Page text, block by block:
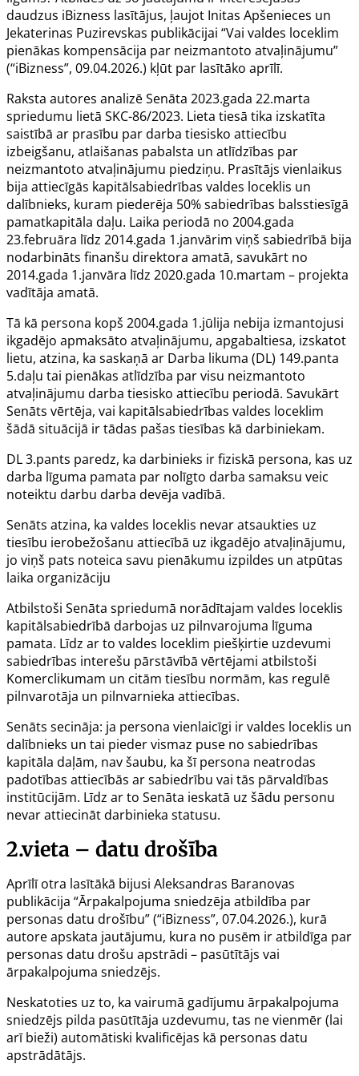
daudzus iBizness lasītājus, ļaujot Initas Apšenieces un
Jekaterinas Puzirevskas publikācijai “Vai valdes loceklim
pienākas kompensācija par neizmantoto atvaļinājumu”
(“iBizness”, 09.04.2026.) kļūt par lasītāko aprīlī.
Raksta autores analizē Senāta 2023.gada 22.marta
spriedumu lietā SKC-86/2023. Lieta tiesā tika izskatīta
saistībā ar prasību par darba tiesisko attiecību
izbeigšanu, atlaišanas pabalsta un atlīdzības par
neizmantoto atvaļinājumu piedziņu. Prasītājs vienlaikus
bija attiecīgās kapitālsabiedrības valdes loceklis un
dalībnieks, kuram piederēja 50% sabiedrības balsstiesīgā
pamatkapitāla daļu. Laika periodā no 2004.gada
23.februāra līdz 2014.gada 1.janvārim viņš sabiedrībā bija
nodarbināts finanšu direktora amatā, savukārt no
2014.gada 1.janvāra līdz 2020.gada 10.martam – projekta
vadītāja amatā.
Tā kā persona kopš 2004.gada 1.jūlija nebija izmantojusi
ikgadējo apmaksāto atvaļinājumu, apgabaltiesa, izskatot
lietu, atzina, ka saskaņā ar Darba likuma (DL) 149.panta
5.daļu tai pienākas atlīdzība par visu neizmantoto
atvaļinājumu darba tiesisko attiecību periodā. Savukārt
Senāts vērtēja, vai kapitālsabiedrības valdes loceklim
šādā situācijā ir tādas pašas tiesības kā darbiniekam.
DL 3.pants paredz, ka darbinieks ir fiziskā persona, kas uz
darba līguma pamata par nolīgto darba samaksu veic
noteiktu darbu darba devēja vadībā.
Senāts atzina, ka valdes loceklis nevar atsaukties uz
tiesību ierobežošanu attiecībā uz ikgadējo atvaļinājumu,
jo viņš pats noteica savu pienākumu izpildes un atpūtas
laika organizāciju
Atbilstoši Senāta spriedumā norādītajam valdes loceklis
kapitālsabiedrībā darbojas uz pilnvarojuma līguma
pamata. Līdz ar to valdes loceklim piešķirtie uzdevumi
sabiedrības interešu pārstāvībā vērtējami atbilstoši
Komerclikumam un citām tiesību normām, kas regulē
pilnvarotāja un pilnvarnieka attiecības.
Senāts secināja: ja persona vienlaicīgi ir valdes loceklis un
dalībnieks un tai pieder vismaz puse no sabiedrības
kapitāla daļām, nav šaubu, ka šī persona neatrodas
padotības attiecībās ar sabiedrību vai tās pārvaldības
institūcijām. Līdz ar to Senāta ieskatā uz šādu personu
nevar attiecināt darbinieka statusu.
2.vieta – datu drošība
Aprīlī otra lasītākā bijusi Aleksandras Baranovas
publikācija “Ārpakalpojuma sniedzēja atbildība par
personas datu drošību” (“iBizness”, 07.04.2026.), kurā
autore apskata jautājumu, kura no pusēm ir atbildīga par
personas datu drošu apstrādi – pasūtītājs vai
ārpakalpojuma sniedzējs.
Neskatoties uz to, ka vairumā gadījumu ārpakalpojuma
sniedzējs pilda pasūtītāja uzdevumu, tas ne vienmēr (lai
arī bieži) automātiski kvalificējas kā personas datu
apstrādātājs.